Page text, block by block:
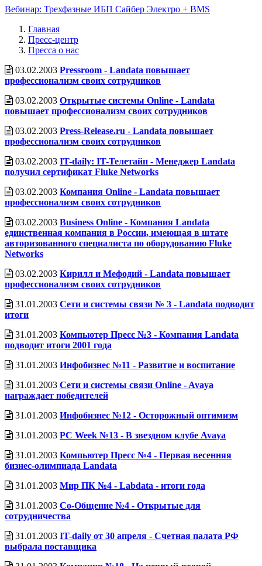
Вебинар: Трехфазные ИБП Сайбер Электро + BMS
Главная
Пресс-центр
Пресса о нас
03.02.2003 Pressroom - Landata повышает
профессионализм своих сотрудников
03.02.2003 Открытые системы Online - Landata
повышает профессионализм своих сотрудников
03.02.2003 Press-Release.ru - Landata повышает
профессионализм своих сотрудников
03.02.2003 IT-daily: IT-Телетайп - Менеджер Landata
получил сертификат Fluke Networks
03.02.2003 Компания Online - Landata повышает
профессионализм своих сотрудников
03.02.2003 Business Online - Компания Landata
единственная компания в России, имеющая в штате
авторизованного специалиста по оборудованию Fluke
Networks
03.02.2003 Кирилл и Мефодий - Landata повышает
профессионализм своих сотрудников
31.01.2003 Сети и системы связи № 3 - Landata подводит
итоги
31.01.2003 Компьютер Пресс №3 - Компания Landata
подводит итоги 2001 года
31.01.2003 Инфобизнес №11 - Развитие и воспитание
31.01.2003 Сети и системы связи Online - Avaya
награждает победителей
31.01.2003 Инфобизнес №12 - Осторожный оптимизм
31.01.2003 PC Week №13 - В звездном клубе Avaya
31.01.2003 Компьютер Пресс №4 - Первая весенняя
бизнес-олимпиада Landata
31.01.2003 Мир ПК №4 - Labdata - итоги года
31.01.2003 Со-Общение №4 - Открытые для
сотрудничества
31.01.2003 IT-daily от 30 апреля - Счетная палата РФ
выбрала поставщика